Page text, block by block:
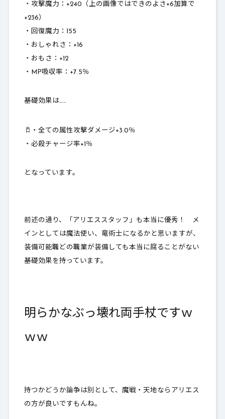
・攻撃魔力： +240（上の画像ではできのよさ+6加算で
+236）
・回復魔力：155
・おしゃれさ： +16
・おもさ： +12
・MP吸収率：+7.5％
基礎効果は……
・全ての属性攻撃ダメージ+3.0％
・必殺チャージ率+1％
となっています。
前述の通り、「アリエススタッフ」も本当に優秀！ メ
インとしては魔法使い、竜術士になるかと思いますが、
装備可能職どの職業が装備しても本当に腐ることがない
基礎効果を持っています 。
明らかなぶっ壊れ両手杖ですｗ
ｗｗ
持つかどうか論争は別として、魔戦・天地ならアリエス
の方が良いですもんね。